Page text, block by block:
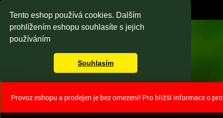
Tento eshop používá cookies. Dalším
prohlížením eshopu souhlasíte s jejich
používáním
Souhlasím
Provoz eshopu a prodejen je bez omezení! Pro bližší informace o